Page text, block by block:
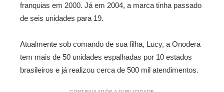
franquias em 2000. Já em 2004, a marca tinha passado
de seis unidades para 19.
Atualmente sob comando de sua filha, Lucy, a Onodera
tem mais de 50 unidades espalhadas por 10 estados
brasileiros e já realizou cerca de 500 mil atendimentos.